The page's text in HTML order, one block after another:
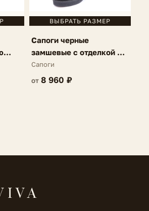
ВЫБРАТЬ РАЗМЕР
Сапоги черные
замшевые с отделкой из
овчины Adélaïde
Сапоги
от8 960 ₽